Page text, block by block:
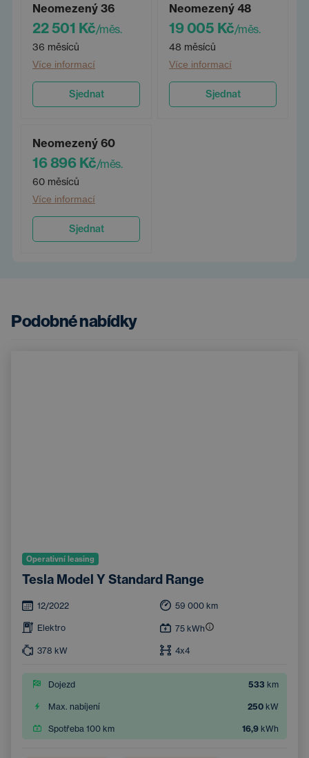
Neomezený 36
22 501 Kč/měs.
36 měsíců
Více informací
Sjednat
Neomezený 48
19 005 Kč/měs.
48 měsíců
Více informací
Sjednat
Neomezený 60
16 896 Kč/měs.
60 měsíců
Více informací
Sjednat
Podobné nabídky
Operativní leasing
Tesla Model Y Standard Range
12/2022 59 000 km
Elektro 75 kWh
378 kW 4x4
Dojezd 533 km
Max. nabíjení 250 kW
Spotřeba 100 km 16,9 kWh